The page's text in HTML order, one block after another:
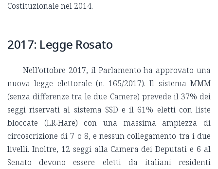
Costituzionale nel 2014.
2017: Legge Rosato
Nell’ottobre 2017, il Parlamento ha approvato una
nuova legge elettorale (n. 165/2017). Il sistema MMM
(senza differenze tra le due Camere) prevede il 37% dei
seggi riservati al sistema SSD e il 61% eletti con liste
bloccate (LR‑Hare) con una massima ampiezza di
circoscrizione di 7 o 8, e nessun collegamento tra i due
livelli. Inoltre, 12 seggi alla Camera dei Deputati e 6 al
Senato devono essere eletti da italiani residenti